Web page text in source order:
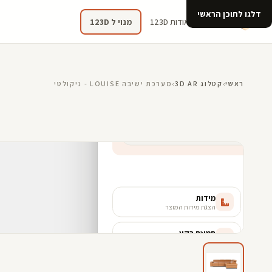
דלגו לתוכן הראשי
קטלוג אודות 123D מנוי ל 123D
ראשי› קטלוג 3D AR › מערכת ישיבה LOUISE - ניקולטי